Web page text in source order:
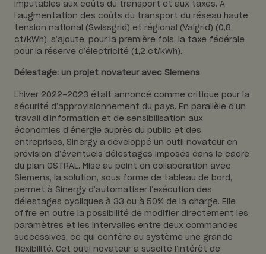
imputables aux coûts du transport et aux taxes. À
l’augmentation des coûts du transport du réseau haute
tension national (Swissgrid) et régional (Valgrid) (0,8
ct/kWh), s’ajoute, pour la première fois, la taxe fédérale
pour la réserve d’électricité (1,2 ct/kWh).
Délestage: un projet novateur avec Siemens
L’hiver 2022-2023 était annoncé comme critique pour la
sécurité d’approvisionnement du pays. En parallèle d’un
travail d’information et de sensibilisation aux
économies d’énergie auprès du public et des
entreprises, Sinergy a développé un outil novateur en
prévision d’éventuels délestages imposés dans le cadre
du plan OSTRAL. Mise au point en collaboration avec
Siemens, la solution, sous forme de tableau de bord,
permet à Sinergy d’automatiser l’exécution des
délestages cycliques à 33 ou à 50% de la charge. Elle
offre en outre la possibilité de modifier directement les
paramètres et les intervalles entre deux commandes
successives, ce qui confère au système une grande
flexibilité. Cet outil novateur a suscité l’intérêt de